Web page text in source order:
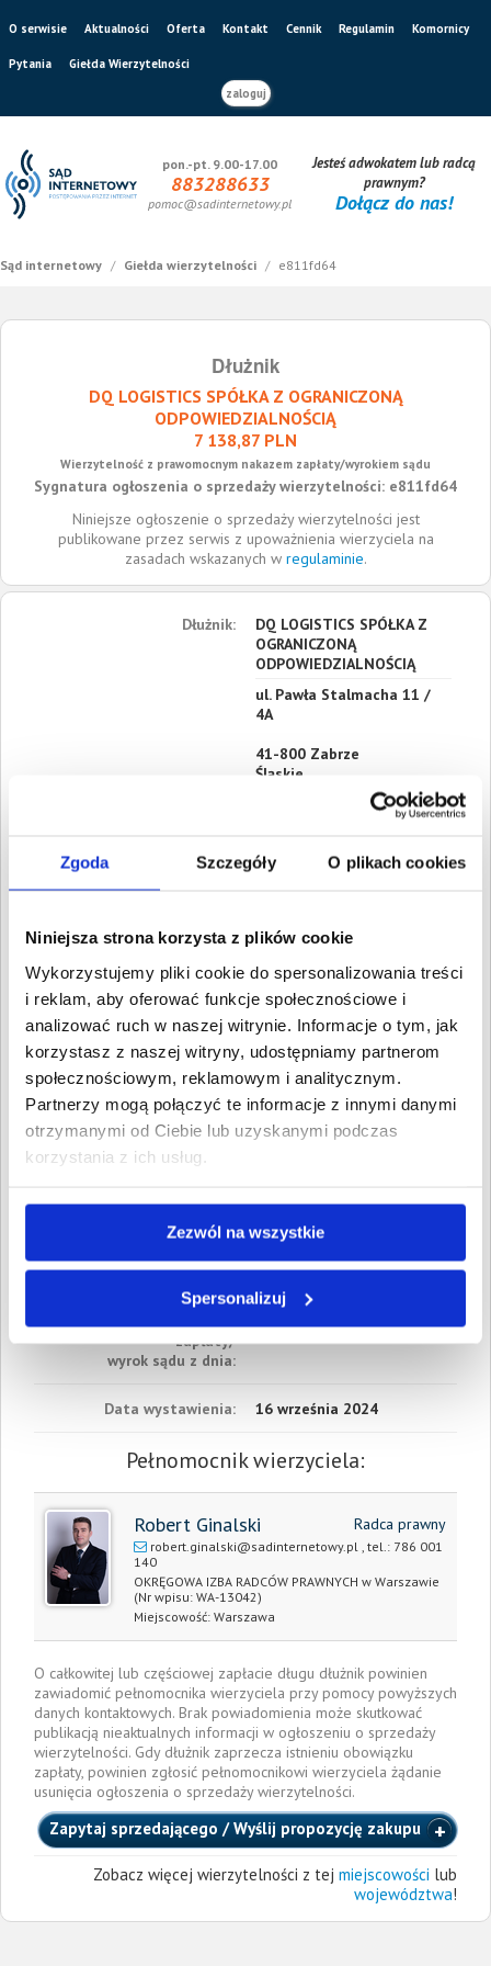
Zgoda Szczegóły O plikach cookies
Niniejsza strona korzysta z plików cookie
Wykorzystujemy pliki cookie do spersonalizowania treści
i reklam, aby oferować funkcje społecznościowe i
analizować ruch w naszej witrynie. Informacje o tym, jak
korzystasz z naszej witryny, udostępniamy partnerom
społecznościowym, reklamowym i analitycznym.
Partnerzy mogą połączyć te informacje z innymi danymi
otrzymanymi od Ciebie lub uzyskanymi podczas
korzystania z ich usług.
Zezwól na wszystkie
Spersonalizuj
O serwisie Aktualności Oferta Kontakt Cennik Regulamin Komornicy
Pytania
Giełda Wierzytelności
zaloguj
pon.-pt. 9.00-17.00
883288633
pomoc@sadinternetowy.pl
Jesteś adwokatem lub radcą
prawnym?
Dołącz do nas!
Sąd internetowy / Giełda wierzytelności / e811fd64
Dłużnik
DQ LOGISTICS SPÓŁKA Z OGRANICZONĄ
ODPOWIEDZIALNOŚCIĄ
7 138,87 PLN
Wierzytelność z prawomocnym nakazem zapłaty/wyrokiem sądu
Sygnatura ogłoszenia o sprzedaży wierzytelności: e811fd64
Niniejsze ogłoszenie o sprzedaży wierzytelności jest
publikowane przez serwis z upoważnienia wierzyciela na
zasadach wskazanych w regulaminie.
Dłużnik:
DQ LOGISTICS SPÓŁKA Z
OGRANICZONĄ
ODPOWIEDZIALNOŚCIĄ
ul. Pawła Stalmacha 11 /
4A
41-800 Zabrze
Śląskie
NIP:
6482815731
Roszczenia:
1. Gospodarcze
6 285,99 PLN
Data wymagalności:30 maja
2024
2. Gospodarcze
Wartość:
302,49 PLN
Data wymagalności:31 maja
2024
W sumie:
Spłacono:
750,00 PLN
wartość wierzytelności:
zapłaty/
wyrok sądu z dnia:
Data wystawienia: 16 września 2024
Pełnomocnik wierzyciela:
Robert Ginalski Radca prawny
robert.ginalski@sadinternetowy.pl , tel.: 786 001
140
OKRĘGOWA IZBA RADCÓW PRAWNYCH w Warszawie
(Nr wpisu: WA-13042)
Miejscowość: Warszawa
O całkowitej lub częściowej zapłacie długu dłużnik powinien
zawiadomić pełnomocnika wierzyciela przy pomocy powyższych
danych kontaktowych. Brak powiadomienia może skutkować
publikacją nieaktualnych informacji w ogłoszeniu o sprzedaży
wierzytelności. Gdy dłużnik zaprzecza istnieniu obowiązku
zapłaty, powinien zgłosić pełnomocnikowi wierzyciela żądanie
usunięcia ogłoszenia o sprzedaży wierzytelności.
Zapytaj sprzedającego / Wyślij propozycję zakupu
Zobacz więcej wierzytelności z tej miejscowości lub
województwa!